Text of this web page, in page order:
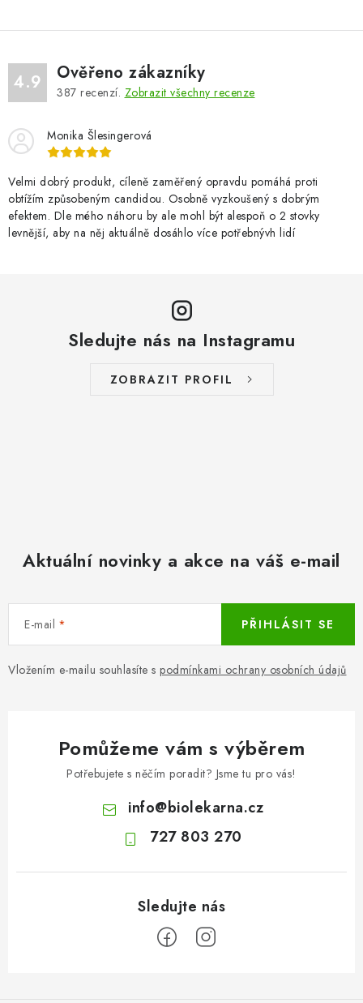
4.9 Ověřeno zákazníky
387 recenzí. Zobrazit všechny recenze
Monika Šlesingerová
Velmi dobrý produkt, cíleně zaměřený opravdu pomáhá proti
obtížím způsobeným candidou. Osobně vyzkoušený s dobrým
efektem. Dle mého náhoru by ale mohl být alespoň o 2 stovky
levnější, aby na něj aktuálně dosáhlo více potřebnývh lidí
Sledujte nás na Instagramu
ZOBRAZIT PROFIL
Aktuální novinky a akce na váš e-mail
E-mail
Vložením e-mailu souhlasíte s podmínkami ochrany osobních údajů
PŘIHLÁSIT SE
Pomůžeme vám s výběrem
Potřebujete s něčím poradit? Jsme tu pro vás!
info@biolekarna.cz
727 803 270